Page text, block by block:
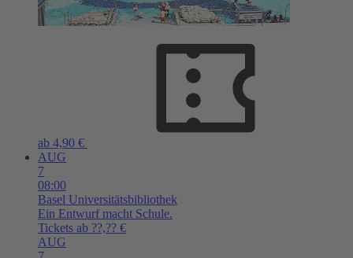
ab 4,90 €
AUG
7
08:00
Basel Universitätsbibliothek
Ein Entwurf macht Schule.
Tickets ab ??,?? €
AUG